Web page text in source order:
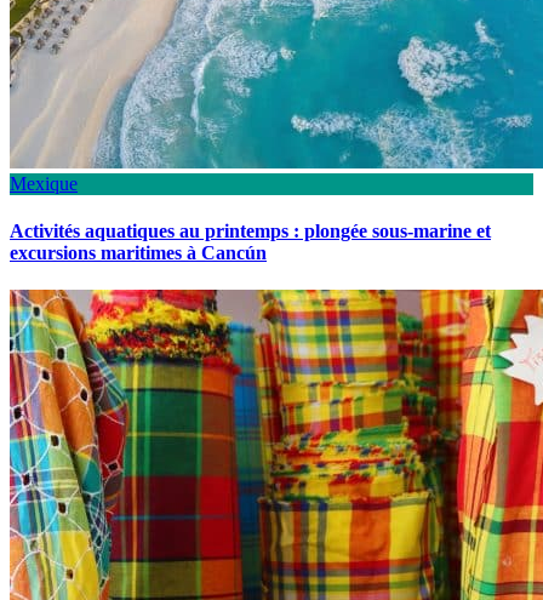
Mexique
Activités aquatiques au printemps : plongée sous-marine et
excursions maritimes à Cancún